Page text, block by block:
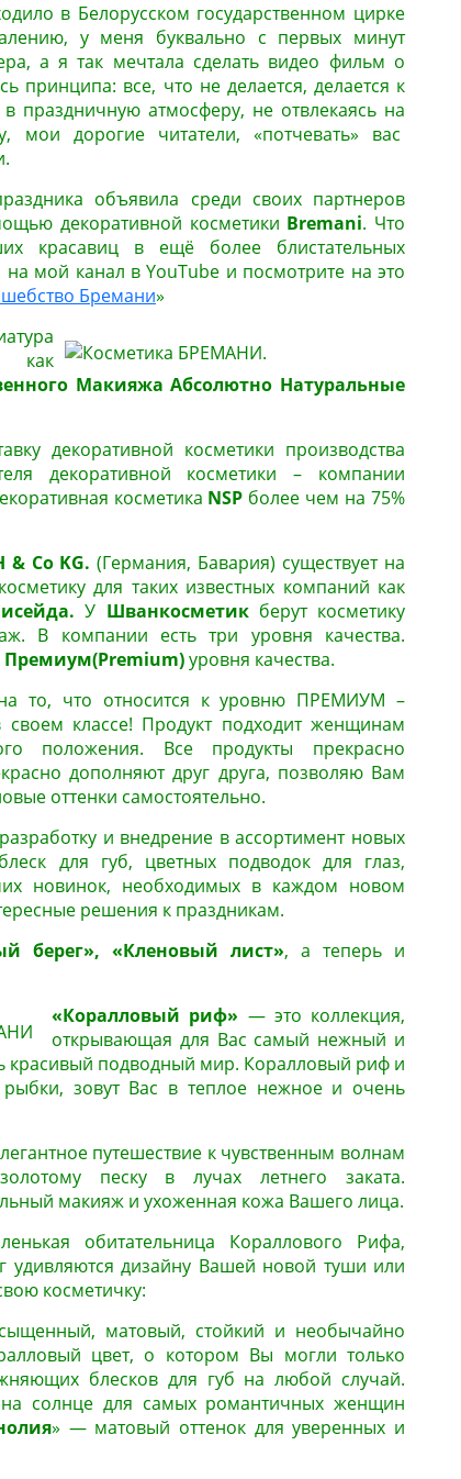
в Белорусском государственном цирке
у меня буквально с первых минут
а я так мечтала сделать видео фильм о
принципа: все, что не делается, делается к
праздничную атмосферу, не отвлекаясь на
мои дорогие читатели, «потчевать» вас
объявила среди своих партнеров
декоративной косметики Bremani. Что
красавиц в ещё более блистательных
мой канал в YouTube и посмотрите на это
Бремани»
Макияжа Абсолютно Натуральные
декоративной косметики производства
декоративной косметики – компании
косметика NSP более чем на 75%
& Co KG. (Германия, Бавария) существует на
для таких известных компаний как
У Шванкосметикберут косметику
В компании есть три уровня качества.
Премиум(Premium)уровня качества.
то, что относится к уровню ПРЕМИУМ –
классе! Продукт подходит женщинам
положения. Все продукты прекрасно
дополняют друг друга, позволяю Вам
оттенки самостоятельно.
и внедрение в ассортимент новых
для губ, цветных подводок для глаз,
новинок, необходимых в каждом новом
решения к праздникам.
берег», «Кленовый лист», а теперь и
«Коралловый риф» — это коллекция,
открывающая для Вас самый нежный и
красивый подводный мир. Коралловый риф и
рыбки, зовут Вас в теплое нежное и очень
путешествие к чувственным волнам
песку в лучах летнего заката.
макияж и ухоженная кожа Вашего лица.
обитательница Кораллового Рифа,
удивляются дизайну Вашей новой туши или
косметичку:
матовый, стойкий и необычайно
цвет, о котором Вы могли только
блесков для губ на любой случай.
солнце для самых романтичных женщин
» — матовый оттенок для уверенных и